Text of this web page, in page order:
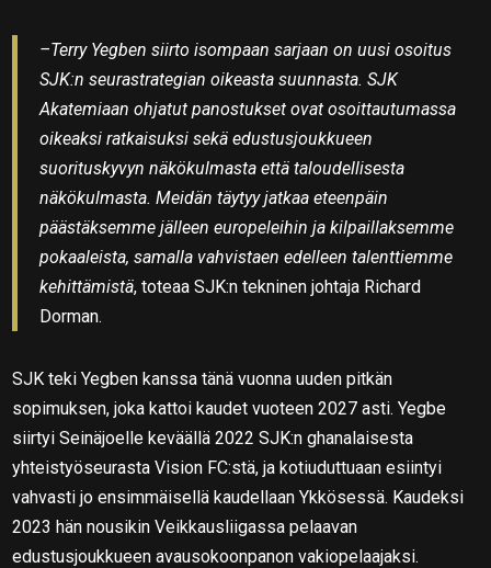
–Terry Yegben siirto isompaan sarjaan on uusi osoitus
SJK:n seurastrategian oikeasta suunnasta. SJK
Akatemiaan ohjatut panostukset ovat osoittautumassa
oikeaksi ratkaisuksi sekä edustusjoukkueen
suorituskyvyn näkökulmasta että taloudellisesta
näkökulmasta. Meidän täytyy jatkaa eteenpäin
päästäksemme jälleen europeleihin ja kilpaillaksemme
pokaaleista, samalla vahvistaen edelleen talenttiemme
kehittämistä, toteaa SJK:n tekninen johtaja Richard
Dorman.
SJK teki Yegben kanssa tänä vuonna uuden pitkän
sopimuksen, joka kattoi kaudet vuoteen 2027 asti. Yegbe
siirtyi Seinäjoelle keväällä 2022 SJK:n ghanalaisesta
yhteistyöseurasta Vision FC:stä, ja kotiuduttuaan esiintyi
vahvasti jo ensimmäisellä kaudellaan Ykkösessä. Kaudeksi
2023 hän nousikin Veikkausliigassa pelaavan
edustusjoukkueen avausokoonpanon vakiopelaajaksi.